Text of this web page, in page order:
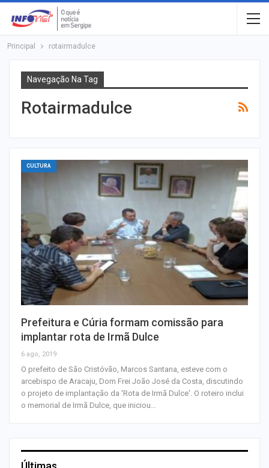
Principal rotairmadulce
Navegação Na Tag
Rotairmadulce
CULTURA
Prefeitura e Cúria formam comissão para
implantar rota de Irmã Dulce
6 ago, 2019
O prefeito de São Cristóvão, Marcos Santana, esteve com o
arcebispo de Aracaju, Dom Frei João José da Costa, discutindo
o projeto de implantação da 'Rota de Irmã Dulce'. O roteiro inclui
o memorial de Irmã Dulce, que iniciou…